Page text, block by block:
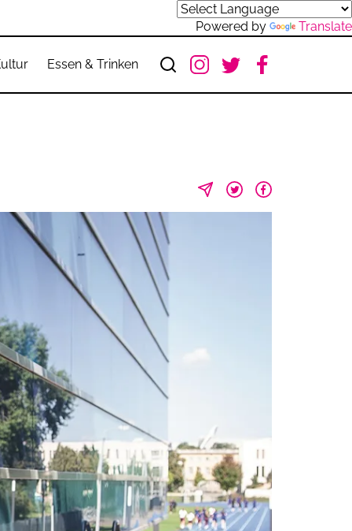
Powered by Translate
Essen & Trinken